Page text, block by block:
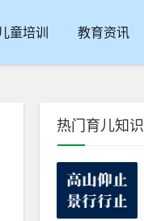
童培训 教育资讯
热门育儿知识